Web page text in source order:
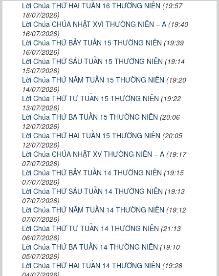
Lời Chúa THỨ HAI TUẦN 16 THƯỜNG NIÊN (19:57
18/07/2026)
Lời Chúa CHÚA NHẬT XVI THƯỜNG NIÊN – A (19:40
16/07/2026)
Lời Chúa THỨ BẢY TUẦN 15 THƯỜNG NIÊN (19:39
16/07/2026)
Lời Chúa THỨ SÁU TUẦN 15 THƯỜNG NIÊN (19:14
15/07/2026)
Lời Chúa THỨ NĂM TUẦN 15 THƯỜNG NIÊN (19:20
14/07/2026)
Lời Chúa THỨ TƯ TUẦN 15 THƯỜNG NIÊN (19:22
13/07/2026)
Lời Chúa THỨ BA TUẦN 15 THƯỜNG NIÊN (20:06
12/07/2026)
Lời Chúa THỨ HAI TUẦN 15 THƯỜNG NIÊN (20:05
12/07/2026)
Lời Chúa CHÚA NHẬT XV THƯỜNG NIÊN – A (19:17
07/07/2026)
Lời Chúa THỨ BẢY TUẦN 14 THƯỜNG NIÊN (19:15
07/07/2026)
Lời Chúa THỨ SÁU TUẦN 14 THƯỜNG NIÊN (19:13
07/07/2026)
Lời Chúa THỨ NĂM TUẦN 14 THƯỜNG NIÊN (19:12
07/07/2026)
Lời Chúa THỨ TƯ TUẦN 14 THƯỜNG NIÊN (21:13
06/07/2026)
Lời Chúa THỨ BA TUẦN 14 THƯỜNG NIÊN (19:10
05/07/2026)
Lời Chúa THỨ HAI TUẦN 14 THƯỜNG NIÊN (19:28